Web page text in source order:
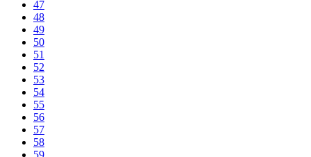
47
48
49
50
51
52
53
54
55
56
57
58
59